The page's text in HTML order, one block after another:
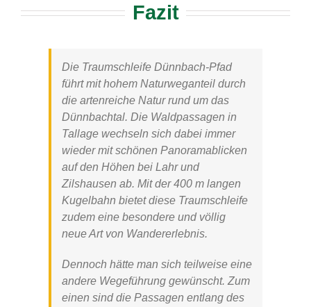
Fazit
Die Traumschleife Dünnbach-Pfad
führt mit hohem Naturweganteil durch
die artenreiche Natur rund um das
Dünnbachtal. Die Waldpassagen in
Tallage wechseln sich dabei immer
wieder mit schönen Panoramablicken
auf den Höhen bei Lahr und
Zilshausen ab. Mit der 400 m langen
Kugelbahn bietet diese Traumschleife
zudem eine besondere und völlig
neue Art von Wandererlebnis.
Dennoch hätte man sich teilweise eine
andere Wegeführung gewünscht. Zum
einen sind die Passagen entlang des